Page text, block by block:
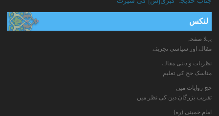
لنکس
پہلا صفحہ
مقالے اور سیاسی تجزیئے
نظریات و دینی مقالے
مناسک حج کی تعلیم
حج روایات میں
تقریب بزرگان دین کی نظر میں
امام خمینی (ره)